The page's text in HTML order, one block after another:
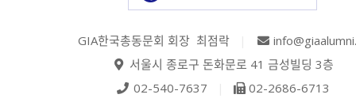
GIA한국총동문회 회장 최점락
서울시 종로구 돈화문로 41 금성빌딩 3층
02-540-7637
02-2686-6713